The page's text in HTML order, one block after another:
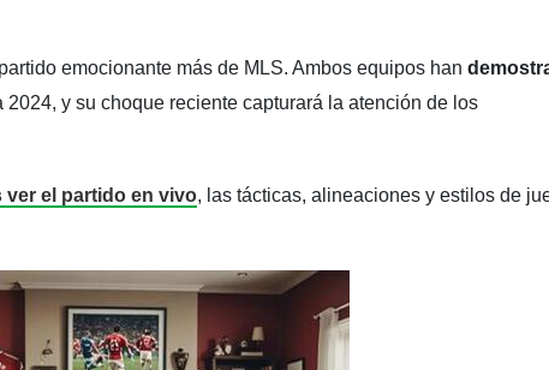
emocionante más de MLS. Ambos equipos han
2024, y su choque reciente capturará la atención de los
ver el partido en vivo, las tácticas, alineaciones y estilos de